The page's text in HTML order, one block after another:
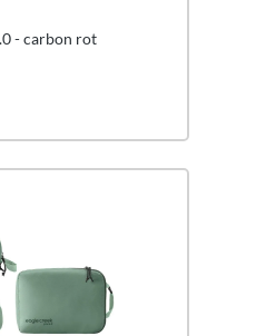
- carbon rot